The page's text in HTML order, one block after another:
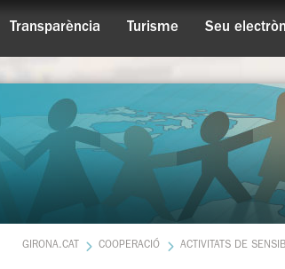
Transparència Turisme Seu
GIRONA.CAT COOPERACIÓ ACTIVITATS DE